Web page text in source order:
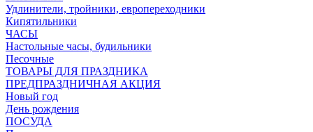
Удлинители, тройники, европереходники
Кипятильники
ЧАСЫ
Настольные часы, будильники
Песочные
ТОВАРЫ ДЛЯ ПРАЗДНИКА
ПРЕДПРАЗДНИЧНАЯ АКЦИЯ
Новый год
День рождения
ПОСУДА